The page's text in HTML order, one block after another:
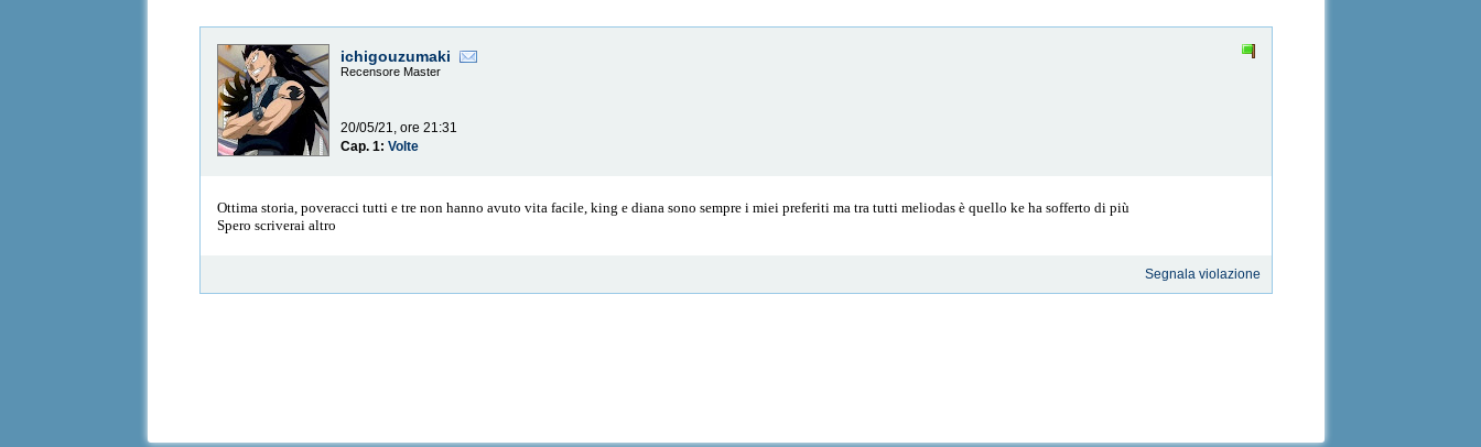
ichigouzumaki
Recensore Master
20/05/21, ore 21:31
Cap. 1:Volte
Ottima storia, poveracci tutti e tre non hanno avuto vita facile, king e diana sono sempre i miei preferiti ma tra tutti meliodas è quello ke ha sofferto di più
Spero scriverai altro
Segnala violazione